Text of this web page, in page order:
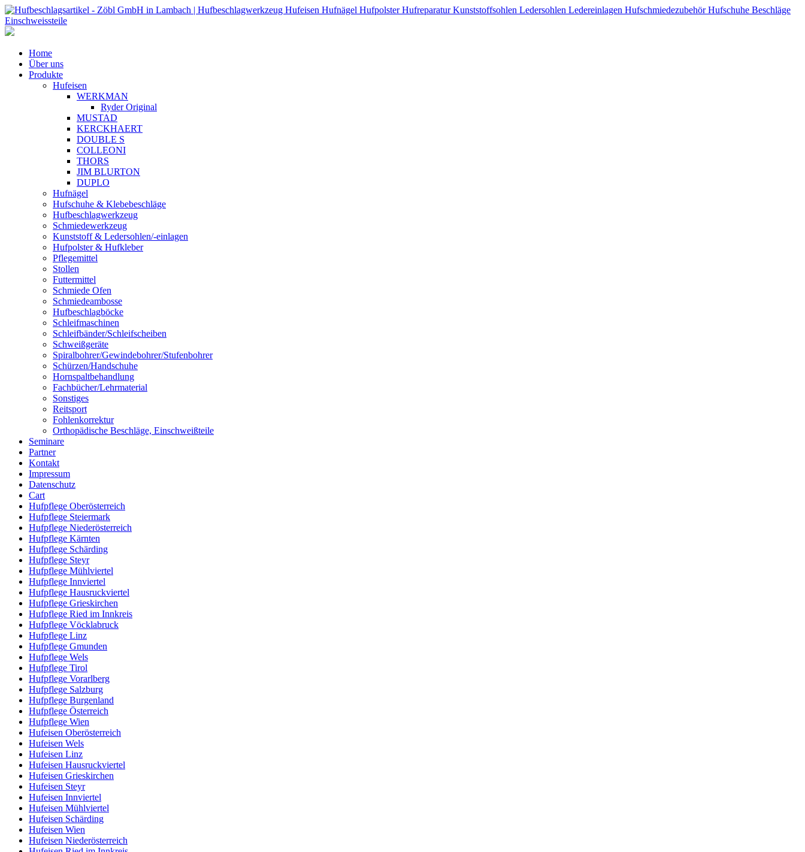
Home
Über uns
Produkte
Hufeisen
WERKMAN
Ryder Original
MUSTAD
KERCKHAERT
DOUBLE S
COLLEONI
THORS
JIM BLURTON
DUPLO
Hufnägel
Hufschuhe & Klebebeschläge
Hufbeschlagwerkzeug
Schmiedewerkzeug
Kunststoff & Ledersohlen/-einlagen
Hufpolster & Hufkleber
Pflegemittel
Stollen
Futtermittel
Schmiede Ofen
Schmiedeambosse
Hufbeschlagböcke
Schleifmaschinen
Schleifbänder/Schleifscheiben
Schweißgeräte
Spiralbohrer/Gewindebohrer/Stufenbohrer
Schürzen/Handschuhe
Hornspaltbehandlung
Fachbücher/Lehrmaterial
Sonstiges
Reitsport
Fohlenkorrektur
Orthopädische Beschläge, Einschweißteile
Seminare
Partner
Kontakt
Impressum
Datenschutz
Cart
Hufpflege Oberösterreich
Hufpflege Steiermark
Hufpflege Niederösterreich
Hufpflege Kärnten
Hufpflege Schärding
Hufpflege Steyr
Hufpflege Mühlviertel
Hufpflege Innviertel
Hufpflege Hausruckviertel
Hufpflege Grieskirchen
Hufpflege Ried im Innkreis
Hufpflege Vöcklabruck
Hufpflege Linz
Hufpflege Gmunden
Hufpflege Wels
Hufpflege Tirol
Hufpflege Vorarlberg
Hufpflege Salzburg
Hufpflege Burgenland
Hufpflege Österreich
Hufpflege Wien
Hufeisen Oberösterreich
Hufeisen Wels
Hufeisen Linz
Hufeisen Hausruckviertel
Hufeisen Grieskirchen
Hufeisen Steyr
Hufeisen Innviertel
Hufeisen Mühlviertel
Hufeisen Schärding
Hufeisen Wien
Hufeisen Niederösterreich